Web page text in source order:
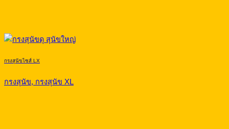
กรงสุนัขไซส์ LX
กรงสุนัข, กรงสุนัข XL